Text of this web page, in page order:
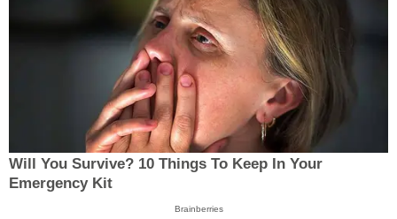
Will You Survive? 10 Things To Keep In Your
Emergency Kit
Brainberries